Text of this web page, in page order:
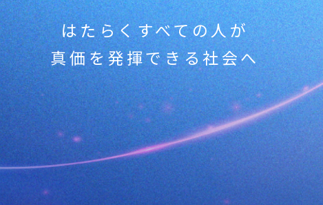
はたらくすべての人が
真価を発揮できる社会へ